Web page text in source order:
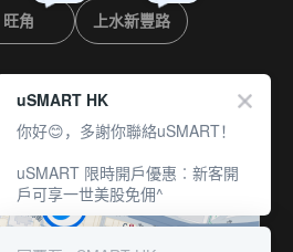
旺角 上水新豐路
uSMART HK
你好😊，多謝你聯絡uSMART！
uSMART 限時開戶優惠︰新客開
戶可享一世美股免佣^